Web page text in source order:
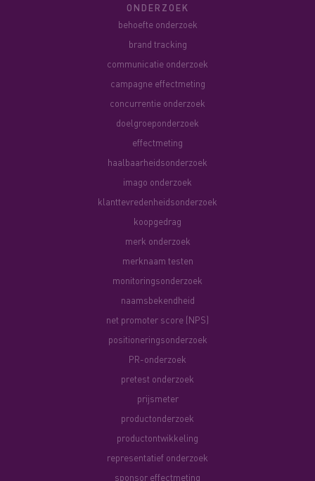
ONDERZOEK
behoefte onderzoek
brand tracking
communicatie onderzoek
campagne effectmeting
concurrentie onderzoek
doelgroeponderzoek
effectmeting
haalbaarheidsonderzoek
imago onderzoek
klanttevredenheidsonderzoek
koopgedrag
merk onderzoek
merknaam testen
monitoringsonderzoek
naamsbekendheid
net promoter score (NPS)
positioneringsonderzoek
PR-onderzoek
pretest onderzoek
prijsmeter
productonderzoek
productontwikkeling
representatief onderzoek
sponsor effectmeting